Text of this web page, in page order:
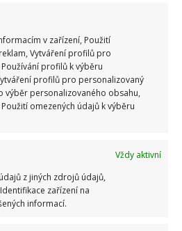
v zařízení, Použití
Vytváření profilů pro
profilů k výběru
profilů pro personalizovaný
výběr personalizovaného obsahu,
omezených údajů k výběru
Vždy aktivní
z jiných zdrojů údajů,
zařízení na
informací.
zajímavě a také stylově. Jde
které respektuje
Pro mladého člověka